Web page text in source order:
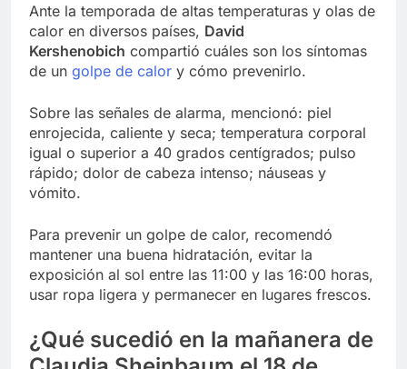
Ante la temporada de altas temperaturas y olas de
calor en diversos países, David
Kershenobich compartió cuáles son los síntomas
de un golpe de calor y cómo prevenirlo.
Sobre las señales de alarma, mencionó: piel
enrojecida, caliente y seca; temperatura corporal
igual o superior a 40 grados centígrados; pulso
rápido; dolor de cabeza intenso; náuseas y
vómito.
Para prevenir un golpe de calor, recomendó
mantener una buena hidratación, evitar la
exposición al sol entre las 11:00 y las 16:00 horas,
usar ropa ligera y permanecer en lugares frescos.
¿Qué sucedió en la mañanera de